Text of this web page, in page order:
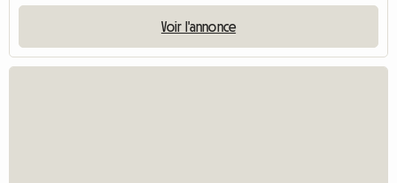
Voir l'annonce